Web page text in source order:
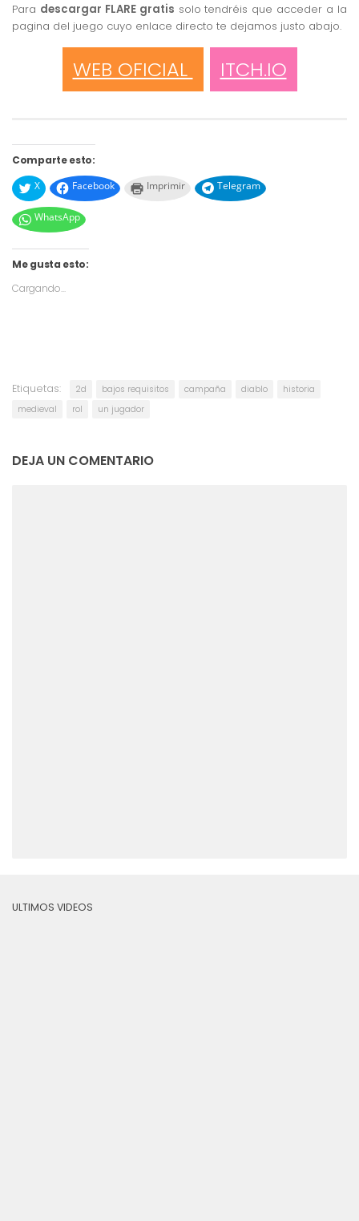
Para descargar FLARE gratis solo tendréis que acceder a la
pagina del juego cuyo enlace directo te dejamos justo abajo.
WEB OFICIAL ITCH.IO
Comparte esto:
X
Facebook Imprimir Telegram
WhatsApp
Me gusta esto:
Cargando...
Etiquetas: 2d bajos requisitos campaña diablo
historia
medieval
rol un jugador
DEJA UN COMENTARIO
ULTIMOS VIDEOS